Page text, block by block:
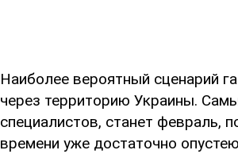
Наиболее вероятный сценарий
через территорию Украины.
специалистов, станет февраль,
времени уже достаточно